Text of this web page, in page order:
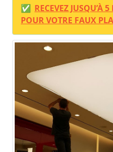
✅ RECEVEZ JUSQU’À
POUR VOTRE FAUX